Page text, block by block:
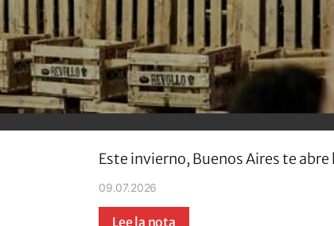
Este invierno, Buenos Aires te
09.07.2026
Lee la nota